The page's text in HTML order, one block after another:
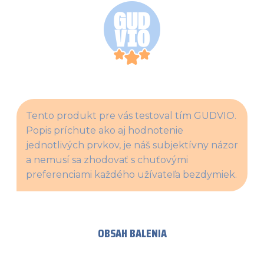
Tento produkt pre vás testoval tím GUDVIO.
Popis príchute ako aj hodnotenie
jednotlivých prvkov, je náš subjektívny názor
a nemusí sa zhodovať s chuťovými
preferenciami každého užívateľa bezdymiek.
OBSAH BALENIA